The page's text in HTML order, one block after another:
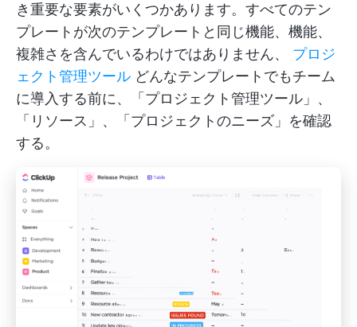
き重要な要素がいくつかあります。すべてのテン
プレートが次のテンプレートと同じ機能、機能、
複雑さを含んでいるわけではありません、 プロジ
ェクト管理ツール どんなテンプレートでもチーム
に導入する前に、「プロジェクト管理ツール」、
「リソース」、「プロジェクトのニーズ」を確認
する。